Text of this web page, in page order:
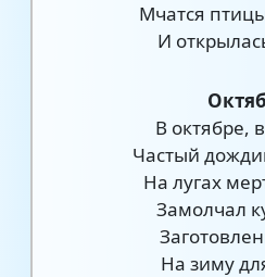
Мчатся
И
В октябре,
Частый
На лугах
Замолчал
На зиму